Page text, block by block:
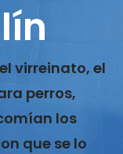
virreinato, el
perros,
los
que se lo